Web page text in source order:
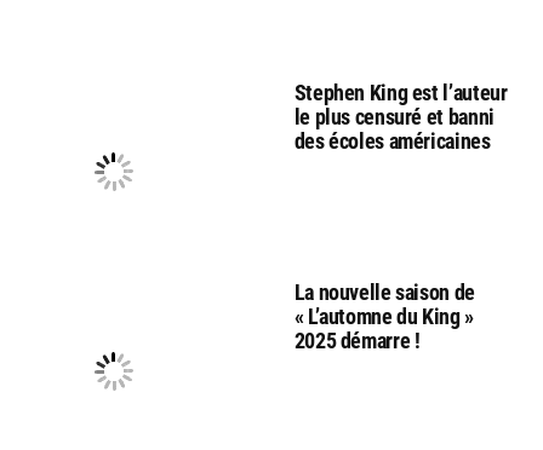
Stephen King est l’auteur
le plus censuré et banni
des écoles américaines
La nouvelle saison de
« L’automne du King »
2025 démarre !